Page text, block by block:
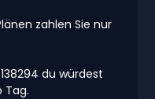
zahlen Sie nur
du würdest
Tag.